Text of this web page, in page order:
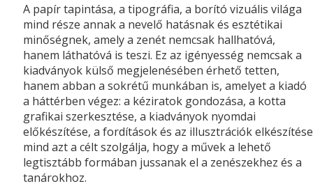
A papír tapintása, a tipográfia, a borító vizuális világa
mind része annak a nevelő hatásnak és esztétikai
minőségnek, amely a zenét nemcsak hallhatóvá,
hanem láthatóvá is teszi. Ez az igényesség nemcsak a
kiadványok külső megjelenésében érhető tetten,
hanem abban a sokrétű munkában is, amelyet a kiadó
a háttérben végez: a kéziratok gondozása, a kotta
grafikai szerkesztése, a kiadványok nyomdai
előkészítése, a fordítások és az illusztrációk elkészítése
mind azt a célt szolgálja, hogy a művek a lehető
legtisztább formában jussanak el a zenészekhez és a
tanárokhoz.